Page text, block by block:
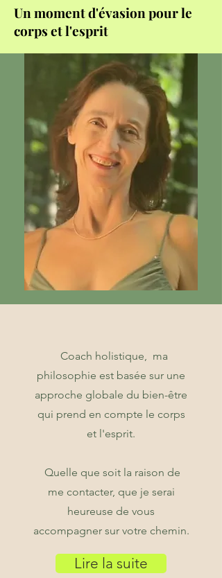
Un moment d'évasion pour le
corps et l'esprit
Coach holistique, ma
philosophie est basée sur une
approche globale du bien-être
qui prend en compte le corps
et l'esprit.
Quelle que soit la raison de
me contacter, que je serai
heureuse de vous
accompagner sur votre chemin.
Lire la suite